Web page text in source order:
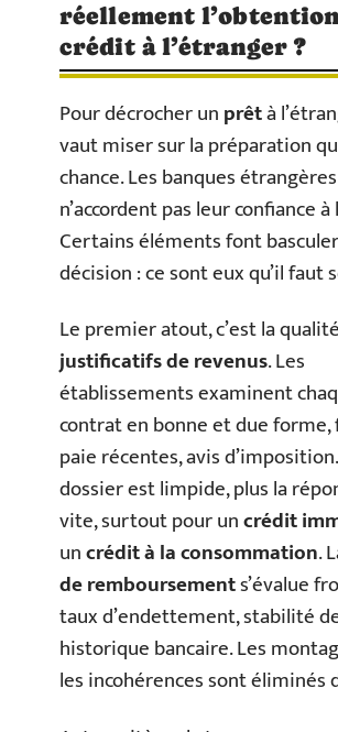
réellement
crédit à l’étranger ?
Pour décrocher unprêtà
vaut miser sur la préparation
chance. Les banques étrangères
n’accordent pas leur confiance
Certains éléments font
décision : ce sont eux qu’il faut
Le premier atout, c’est la
justificatifs de revenus. Les
établissements examinent
contrat en bonne et due forme,
paie récentes, avis
dossier est limpide, plus la
vite, surtout pour uncrédit
uncrédit à la consommation.
de remboursements’évalue
taux d’endettement, stabilité
historique bancaire. Les
les incohérences sont éliminés